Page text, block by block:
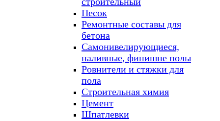
Песок
Ремонтные составы для
бетона
Самонивелирующиеся,
наливные, финишне полы
Ровнители и стяжки для
пола
Строительная химия
Цемент
Шпатлевки